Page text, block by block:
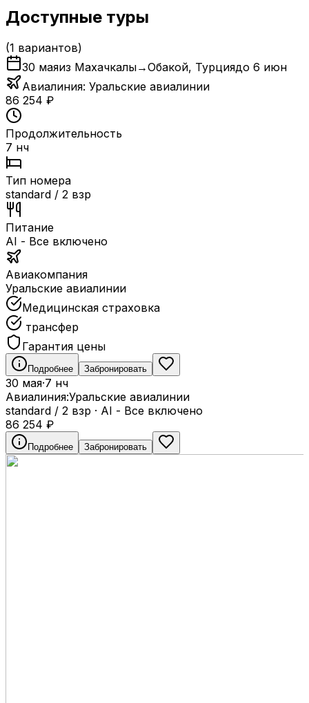
Доступные туры
(1 вариантов)
30 маяиз Махачкалы→Обакой, Турциядо 6 июн
Авиалиния: Уральские авиалинии
86 254 ₽
Продолжительность
7 нч
Тип номера
standard / 2 взр
Питание
AI - Все включено
Авиакомпания
Уральские авиалинии
Медицинская страховка
трансфер
Гарантия цены
Подробнее Забронировать
30 мая·7 нч
Авиалиния:Уральские авиалинии
standard / 2 взр · AI - Все включено
86 254 ₽
Подробнее Забронировать